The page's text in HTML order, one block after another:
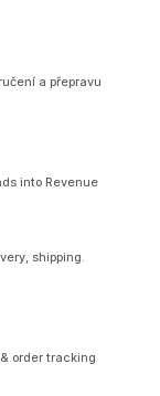
a přepravu
into Revenue
shipping.
order tracking